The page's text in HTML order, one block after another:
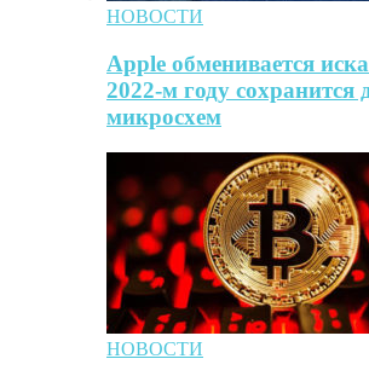
НОВОСТИ
Apple обменивается
2022-м году сохранится
микросхем
НОВОСТИ